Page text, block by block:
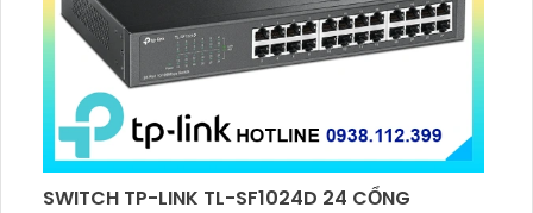
SWITCH TP-LINK TL-SF1024D 24 CỔNG